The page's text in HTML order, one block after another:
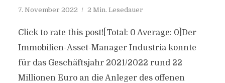
7. November 2022 2 Min. Lesedauer
Click to rate this post![Total: 0 Average: 0]Der
Immobilien-Asset-Manager Industria konnte
für das Geschäftsjahr 2021/2022 rund 22
Millionen Euro an die Anleger des offenen